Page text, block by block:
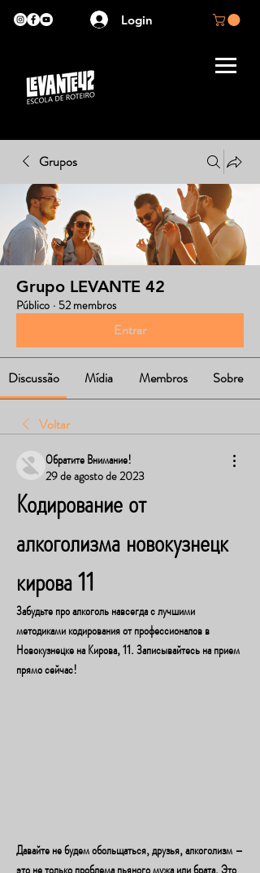
Login
Grupos
Grupo LEVANTE 42
Público · 52 membros
Entrar
Discussão Mídia Membros Sobre
Voltar
Обратите Внимание!
29 de agosto de 2023
Кодирование от
алкоголизма новокузнецк
кирова 11
Забудьте про алкоголь навсегда с лучшими
методиками кодирования от профессионалов в
Новокузнецке на Кирова, 11. Записывайтесь на прием
прямо сейчас!
Давайте не будем обольщаться, друзья, алкоголизм –
это не только проблема пьяного мужа или брата. Это